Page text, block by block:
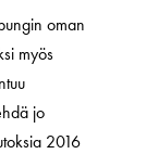
oman
myös
jo
2016